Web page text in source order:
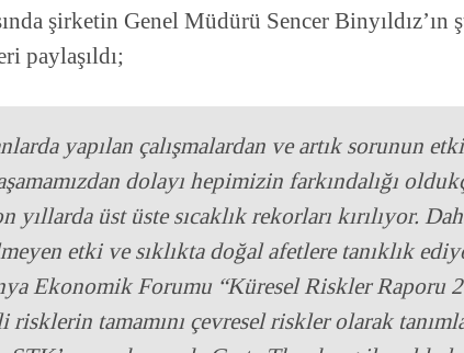
şirketin Genel Müdürü Sencer Binyıldız’ın
paylaşıldı;
yapılan çalışmalardan ve artık sorunun
dolayı hepimizin farkındalığı
yıllarda üst üste sıcaklık rekorları kırılıyor.
etki ve sıklıkta doğal afetlere tanıklık
Ekonomik Forumu “Küresel Riskler Raporu
risklerin tamamını çevresel riskler olarak